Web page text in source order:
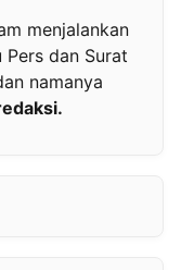
menjalankan
dan Surat
namanya